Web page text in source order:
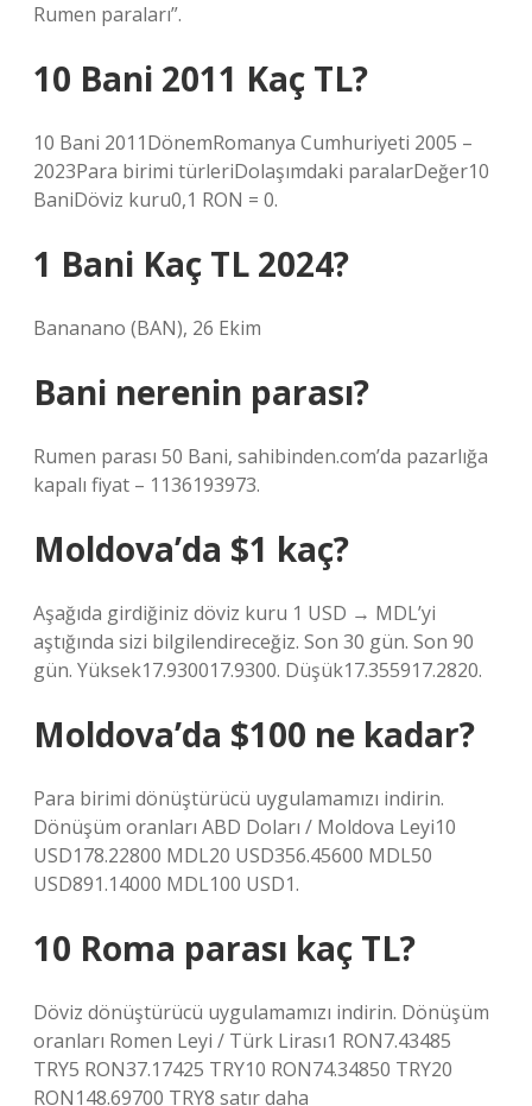
Rumen paraları”.
10 Bani 2011 Kaç TL?
10 Bani 2011DönemRomanya Cumhuriyeti 2005 –
2023Para birimi türleriDolaşımdaki paralarDeğer10
BaniDöviz kuru0,1 RON = 0.
1 Bani Kaç TL 2024?
Bananano (BAN), 26 Ekim
Bani nerenin parası?
Rumen parası 50 Bani, sahibinden.com’da pazarlığa
kapalı fiyat – 1136193973.
Moldova’da $1 kaç?
Aşağıda girdiğiniz döviz kuru 1 USD → MDL’yi
aştığında sizi bilgilendireceğiz. Son 30 gün. Son 90
gün. Yüksek17.930017.9300. Düşük17.355917.2820.
Moldova’da $100 ne kadar?
Para birimi dönüştürücü uygulamamızı indirin.
Dönüşüm oranları ABD Doları / Moldova Leyi10
USD178.22800 MDL20 USD356.45600 MDL50
USD891.14000 MDL100 USD1.
10 Roma parası kaç TL?
Döviz dönüştürücü uygulamamızı indirin. Dönüşüm
oranları Romen Leyi / Türk Lirası1 RON7.43485
TRY5 RON37.17425 TRY10 RON74.34850 TRY20
RON148.69700 TRY8 satır daha